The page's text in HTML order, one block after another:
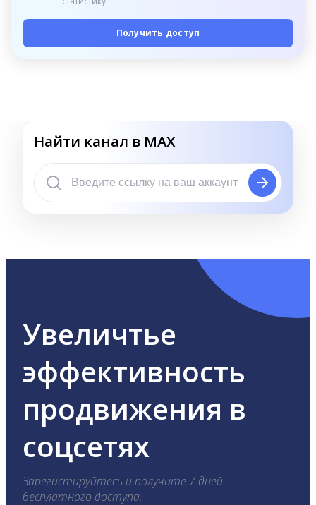
Получить доступ
Найти канал в MAX
Увеличтье
эффективность
продвижения в
соцсетях
Зарегистируйтесь и получите 7 дней
бесплатного доступа.